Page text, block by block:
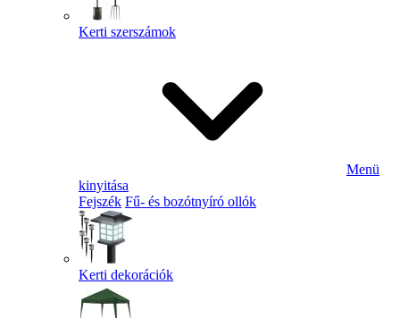
Kerti szerszámok
Menü
kinyitása
Fejszék Fű- és bozótnyíró ollók
Kerti dekorációk